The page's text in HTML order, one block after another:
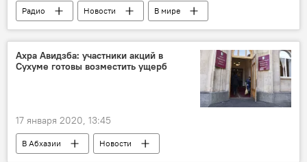
Радио Новости
В мире
Эстония
Ахра Авидзба: участники акций в
Сухуме готовы возместить ущерб
17 января 2020, 13:45
В Абхазии
Новости